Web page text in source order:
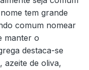
tem grande
comum nomear
manter o
destaca-se
azeite de oliva,